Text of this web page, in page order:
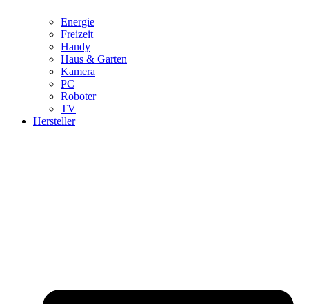
Energie
Freizeit
Handy
Haus & Garten
Kamera
PC
Roboter
TV
Hersteller